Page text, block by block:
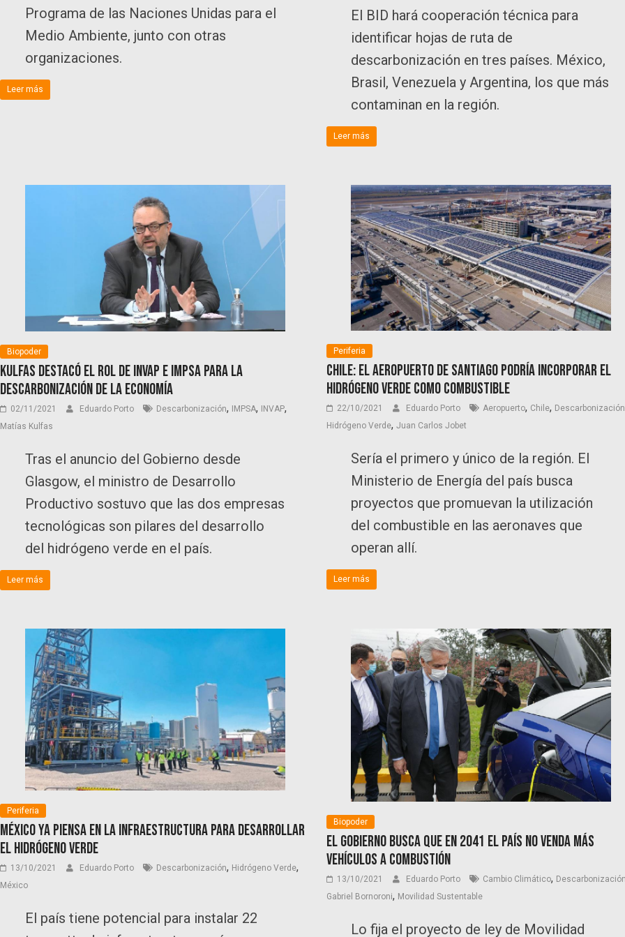
Programa de las Naciones Unidas para el
Medio Ambiente, junto con otras
organizaciones.
Leer más
El BID hará cooperación técnica para
identificar hojas de ruta de
descarbonización en tres países. México,
Brasil, Venezuela y Argentina, los que más
contaminan en la región.
Leer más
Biopoder
Kulfas destacó el rol de INVAP e IMPSA para la
descarbonización de la economía
02/11/2021 Eduardo Porto Descarbonización, IMPSA, INVAP,
Matías Kulfas
Tras el anuncio del Gobierno desde
Glasgow, el ministro de Desarrollo
Productivo sostuvo que las dos empresas
tecnológicas son pilares del desarrollo
del hidrógeno verde en el país.
Leer más
Periferia
Chile: El aeropuerto de Santiago podría incorporar el
hidrógeno verde como combustible
22/10/2021 Eduardo Porto Aeropuerto, Chile, Descarbonización
Hidrógeno Verde, Juan Carlos Jobet
Sería el primero y único de la región. El
Ministerio de Energía del país busca
proyectos que promuevan la utilización
del combustible en las aeronaves que
operan allí.
Leer más
Periferia
México ya piensa en la infraestructura para desarrollar
el hidrógeno verde
13/10/2021 Eduardo Porto Descarbonización, Hidrógeno Verde,
México
El país tiene potencial para instalar 22
Biopoder
El Gobierno busca que en 2041 el país no venda más
vehículos a combustión
13/10/2021 Eduardo Porto Cambio Climático,
Gabriel Bornoroni, Movilidad Sustentable
Lo fija el proyecto de ley de Movilidad